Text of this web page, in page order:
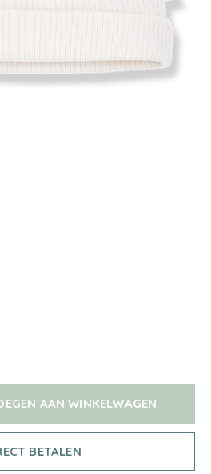
AAN WINKELWAGEN
BETALEN